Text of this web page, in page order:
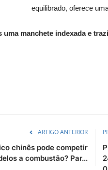
equilibrado, oferece
uma manchete indexada e
ARTIGO ANTERIOR
chinês pode competir
a combustão? Par...